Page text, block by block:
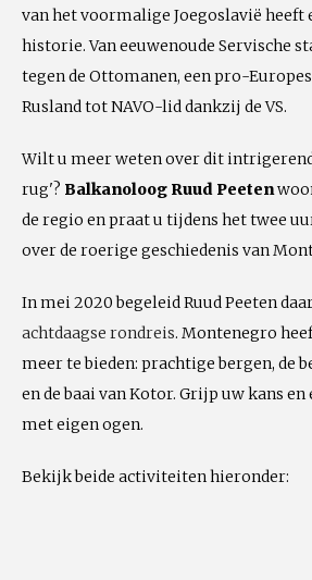
van het voormalige Joegoslavië heeft
historie. Van eeuwenoude Servische
tegen de Ottomanen, een pro-
Rusland tot NAVO-lid dankzij de VS.
Wilt u meer weten over dit
rug'? Balkanoloog Ruud Peeten
de regio en praat u tijdens het twee
over de roerige geschiedenis van
In mei 2020 begeleid Ruud Peeten
achtdaagse rondreis. Montenegro
meer te bieden: prachtige bergen, de
en de baai van Kotor. Grijp uw kans
met eigen ogen.
Bekijk beide activiteiten hieronder: